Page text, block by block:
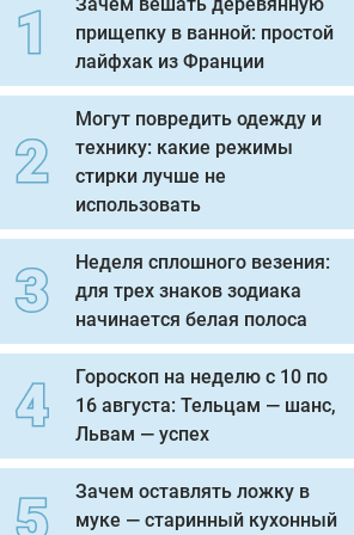
прищепку в ванной: простой
лайфхак из Франции
Могут повредить одежду и
технику: какие режимы
стирки лучше не
использовать
Неделя сплошного везения:
для трех знаков зодиака
начинается белая полоса
Гороскоп на неделю с 10 по
16 августа: Тельцам — шанс,
Львам — успех
Зачем оставлять ложку в
муке — старинный кухонный